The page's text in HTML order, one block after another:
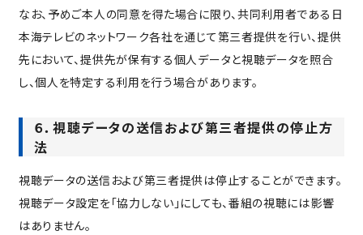
なお、予めご本人の同意を得た場合に限り、共同利用者である日
本海テレビのネットワーク各社を通じて第三者提供を行い、提供
先において、提供先が保有する個人データと視聴データを照合
し、個人を特定する利用を行う場合があります。
６．視聴データの送信および第三者提供の停止方
法
視聴データの送信および第三者提供は停止することができます。
視聴データ設定を「協力しない」にしても、番組の視聴には影響
はありません。